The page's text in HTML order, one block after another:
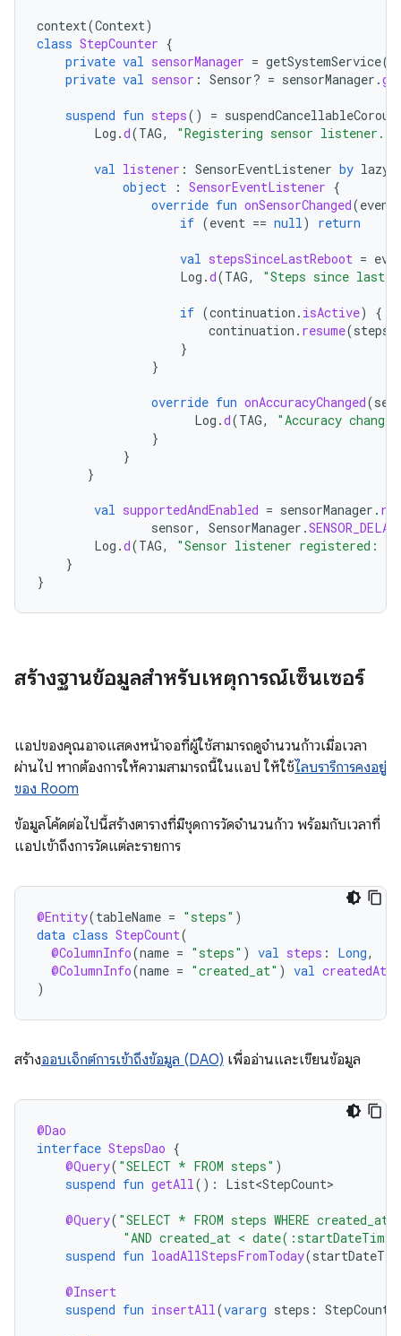
context(Context)
class StepCounter {
private val sensorManager = getSystemService(
private val sensor : Sensor? = sensorManager .
suspend fun steps() =
Log .d(TAG, "Registering sensor
val listener : SensorEventListener by lazy
object
: SensorEventListener {
override fun onSensorChanged(event
if (event == null) return
val stepsSinceLastReboot =
Log .d(TAG, "Steps since last
if (continuation . isActive)
{
continuation . resume(
}
}
override fun onAccuracyChanged(
Log .d(TAG,
"Accuracy
}
}
}
val supportedAndEnabled = sensorManager .
sensor, SensorManager .
Log .d(TAG, "Sensor listener registered:
}
}
สร้างฐานข้อมูลสำหรับเหตุการณ์เซ็นเซอร์
แอปของคุณอาจแสดงหน้าจอที่ผู้ใช้สามารถดูจำนวนก้าวเมื่อเวลา
ผ่านไป หากต้องการให้ความสามารถนี้ในแอป ให้ใช้ไลบรารีการคงอยู่
ของ Room
ข้อมูลโค้ดต่อไปนี้สร้างตารางที่มีชุดการวัดจำนวนก้าว พร้อมกับเวลาที่
แอปเข้าถึงการวัดแต่ละรายการ
@Entity(tableName = "steps" )
data class StepCount(
@ColumnInfo(name = "steps" ) val steps : Long,
@ColumnInfo(name = "created_at" ) val createdAt
)
สร้างออบเจ็กต์การเข้าถึงข้อมูล (DAO) เพื่ออ่านและเขียนข้อมูล
@Dao
interface StepsDao {
@Query( "SELECT * FROM steps" )
suspend fun getAll(): List<StepCount>
@Query( "SELECT * FROM steps WHERE
"AND created_at <
suspend fun loadAllStepsFromToday(
@Insert
suspend fun insertAll(vararg steps : StepCount